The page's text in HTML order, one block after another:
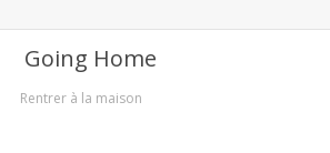
Rentrer à la maison